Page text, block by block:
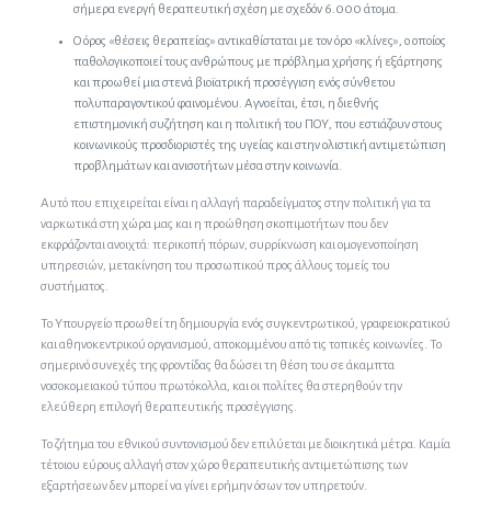
σήμερα ενεργή θεραπευτική σχέση με σχεδόν 6.000 άτομα.
Ο όρος «θέσεις θεραπείας» αντικαθίσταται με τον όρο «κλίνες», ο οποίος
παθολογικοποιεί τους ανθρώπους με πρόβλημα χρήσης ή εξάρτησης
και προωθεί μια στενά βιοϊατρική προσέγγιση ενός σύνθετου
πολυπαραγοντικού φαινομένου. Αγνοείται, έτσι, η διεθνής
επιστημονική συζήτηση και η πολιτική του ΠΟΥ, που εστιάζουν στους
κοινωνικούς προσδιοριστές της υγείας και στην ολιστική αντιμετώπιση
προβλημάτων και ανισοτήτων μέσα στην κοινωνία.
Αυτό που επιχειρείται είναι η αλλαγή παραδείγματος στην πολιτική για τα
ναρκωτικά στη χώρα μας και η προώθηση σκοπιμοτήτων που δεν
εκφράζονται ανοιχτά: περικοπή πόρων, συρρίκνωση και ομογενοποίηση
υπηρεσιών, μετακίνηση του προσωπικού προς άλλους τομείς του
συστήματος.
Το Υπουργείο προωθεί τη δημιουργία ενός συγκεντρωτικού, γραφειοκρατικού
και αθηνοκεντρικού οργανισμού, αποκομμένου από τις τοπικές κοινωνίες. Το
σημερινό συνεχές της φροντίδας θα δώσει τη θέση του σε άκαμπτα
νοσοκομειακού τύπου πρωτόκολλα, και οι πολίτες θα στερηθούν την
ελεύθερη επιλογή θεραπευτικής προσέγγισης.
Το ζήτημα του εθνικού συντονισμού δεν επιλύεται με διοικητικά μέτρα. Καμία
τέτοιου εύρους αλλαγή στον χώρο θεραπευτικής αντιμετώπισης των
εξαρτήσεων δεν μπορεί να γίνει ερήμην όσων τον υπηρετούν.